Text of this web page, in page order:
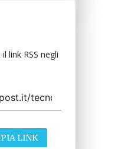
link RSS negli
LINK